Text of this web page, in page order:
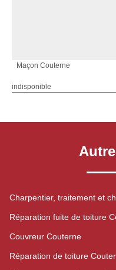
Maçon Couterne
indisponible
Charpentier, traitement et
Réparation fuite de toiture
Couvreur Couterne
Réparation de toiture